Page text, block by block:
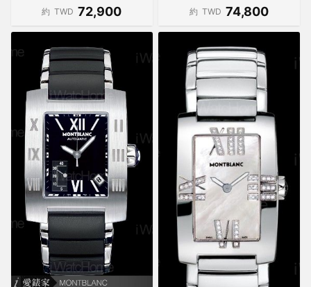
約 TWD 72,900 約 TWD 74,800